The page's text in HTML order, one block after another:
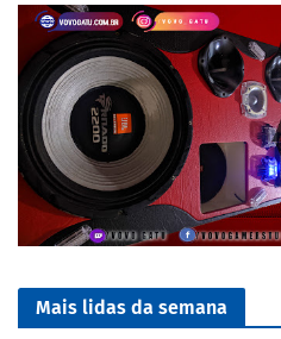
Mais lidas da semana